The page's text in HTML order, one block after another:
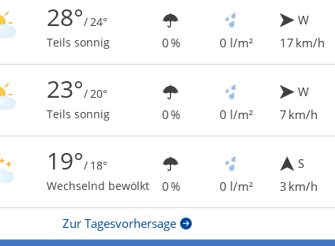
28°/ 24°
Teils sonnig
0 % 0 l/m²
W
17 km/h
23°/ 20°
Teils sonnig
0 % 0 l/m²
W
7 km/h
19°/ 18°
Wechselnd bewölkt
0 % 0 l/m²
S
3 km/h
Zur Tagesvorhersage